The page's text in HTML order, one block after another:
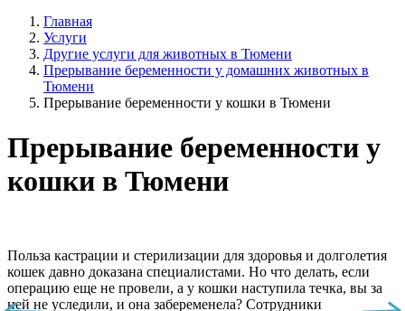
Главная
Услуги
Другие услуги для животных в Тюмени
Прерывание беременности у домашних животных в
Тюмени
Прерывание беременности у кошки в Тюмени
Прерывание беременности у
кошки в Тюмени
Польза кастрации и стерилизации для здоровья и долголетия
кошек давно доказана специалистами. Но что делать, если
операцию еще не провели, а у кошки наступила течка, вы за
ней не уследили, и она забеременела? Сотрудники